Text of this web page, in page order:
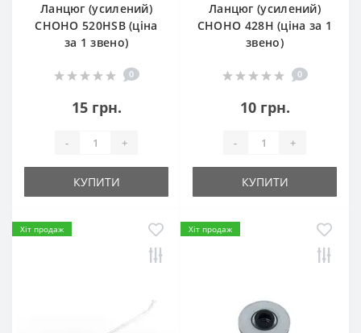
Ланцюг (усилений)
СHOHO 520HSB (ціна
за 1 звено)
0
15 грн.
- +
КУПИТИ
Ланцюг (усилений)
СHOHO 428H (ціна за 1
звено)
0
10 грн.
- +
КУПИТИ
Хіт продаж Хіт продаж